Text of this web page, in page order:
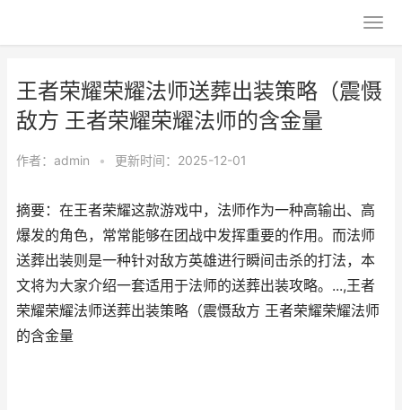
王者荣耀荣耀法师送葬出装策略（震慑
敌方 王者荣耀荣耀法师的含金量
作者： admin • 更新时间：2025-12-01
摘要：在王者荣耀这款游戏中，法师作为一种高输出、高
爆发的角色，常常能够在团战中发挥重要的作用。而法师
送葬出装则是一种针对敌方英雄进行瞬间击杀的打法，本
文将为大家介绍一套适用于法师的送葬出装攻略。...,王者
荣耀荣耀法师送葬出装策略（震慑敌方 王者荣耀荣耀法师
的含金量